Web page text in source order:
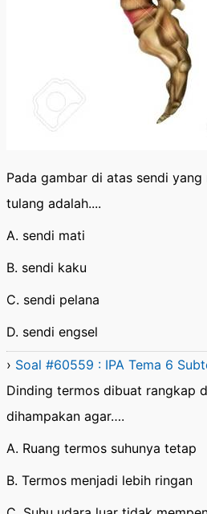
Pada gambar di atas sendi
tulang adalah....
A. sendi mati
B. sendi kaku
C. sendi pelana
D. sendi engsel
› Soal #60559 : IPA Tema 6
Dinding termos dibuat rangkap
dihampakan agar….
A. Ruang termos suhunya tetap
B. Termos menjadi lebih ringan